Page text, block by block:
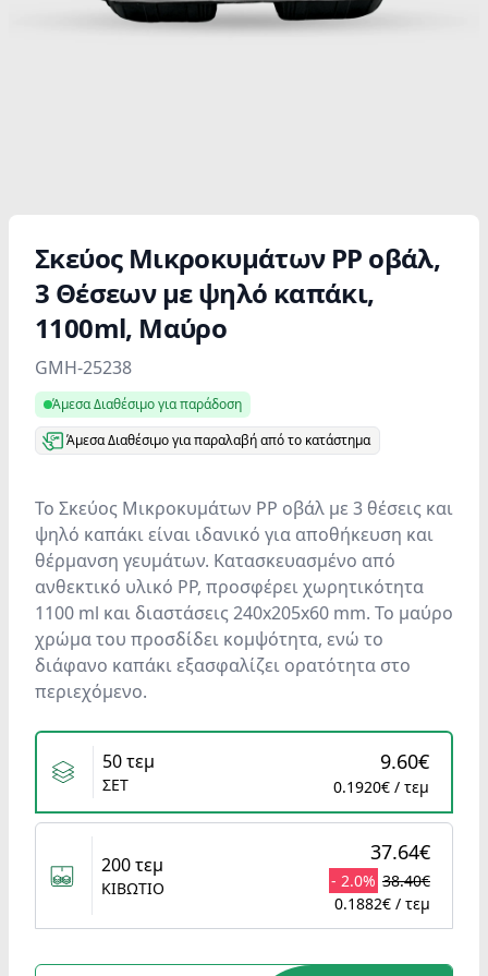
Σκεύος Μικροκυμάτων PP οβάλ,
3 Θέσεων με ψηλό καπάκι,
1100ml, Mαύρο
Product information
GMH-25238
Άμεσα Διαθέσιμο για παράδοση
Άμεσα Διαθέσιμο για παραλαβή από το κατάστημα
Το Σκεύος Μικροκυμάτων PP οβάλ με 3 θέσεις και
ψηλό καπάκι είναι ιδανικό για αποθήκευση και
θέρμανση γευμάτων. Κατασκευασμένο από
ανθεκτικό υλικό PP, προσφέρει χωρητικότητα
1100 ml και διαστάσεις 240x205x60 mm. Το μαύρο
χρώμα του προσδίδει κομψότητα, ενώ το
διάφανο καπάκι εξασφαλίζει ορατότητα στο
περιεχόμενο.
Variants
50 τεμ
ΣΕΤ
9.60€
0.1920€ / τεμ
200 τεμ
ΚΙΒΩΤΙΟ
37.64€
- 2.0% 38.40€
0.1882€ / τεμ